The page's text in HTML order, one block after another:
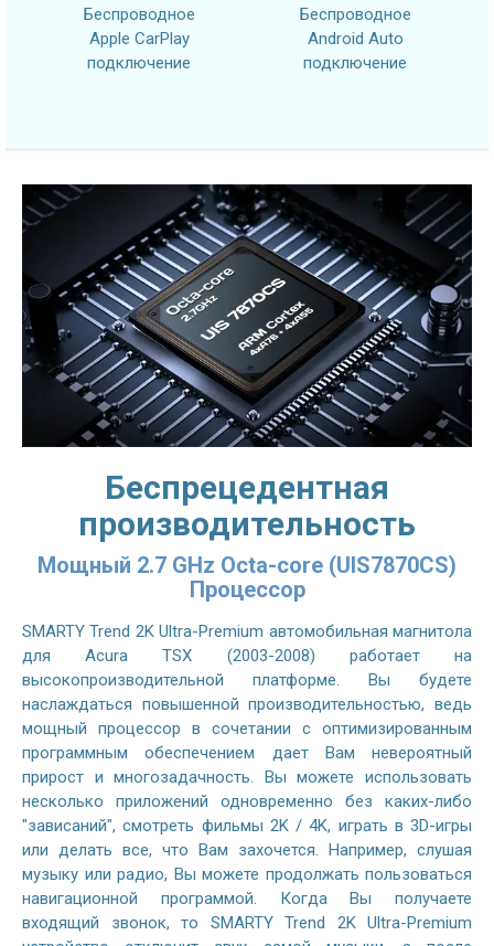
Беспроводное
Apple CarPlay
подключение
Беспроводное
Android Auto
подключение
Беспрецедентная
производительность
Мощный 2.7 GHz Octa-core (UIS7870CS)
Процессор
SMARTY Trend 2K Ultra-Premium автомобильная магнитола
для Acura TSX (2003-2008) работает на
высокопроизводительной платформе. Вы будете
наслаждаться повышенной производительностью, ведь
мощный процессор в сочетании с оптимизированным
программным обеспечением дает Вам невероятный
прирост и многозадачность. Вы можете использовать
несколько приложений одновременно без каких-либо
"зависаний", смотреть фильмы 2K / 4K, играть в 3D-игры
или делать все, что Вам захочется. Например, слушая
музыку или радио, Вы можете продолжать пользоваться
навигационной программой. Когда Вы получаете
входящий звонок, то SMARTY Trend 2K Ultra-Premium